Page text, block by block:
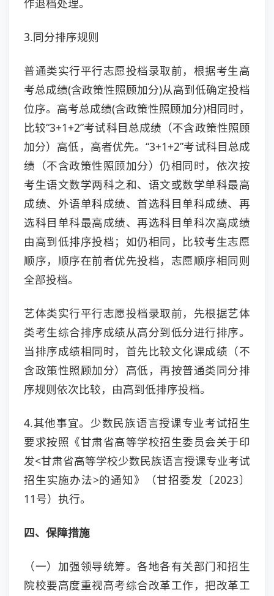
作退档处理。
3.同分排序规则
普通类实行平行志愿投档录取前，根据考生高
考总成绩(含政策性照顾加分)从高到低确定投档
位序。高考总成绩(含政策性照顾加分)相同时，
比较“3+1+2”考试科目总成绩（不含政策性照顾
加分）高低，高者优先。“3+1+2”考试科目总成
绩（不含政策性照顾加分）仍相同时，依次按
考生语文数学两科之和、语文或数学单科最高
成绩、外语单科成绩、首选科目单科成绩、再
选科目单科最高成绩、再选科目单科次高成绩
由高到低排序投档；如仍相同，比较考生志愿
顺序，顺序在前者优先投档，志愿顺序相同则
全部投档。
艺体类实行平行志愿投档录取前，先根据艺体
类考生综合排序成绩从高分到低分进行排序。
当排序成绩相同时，首先比较文化课成绩（不
含政策性照顾加分）高低，再按普通类同分排
序规则依次比较，由高到低排序投档。
4.其他事宜。少数民族语言授课专业考试招生
要求按照《甘肃省高等学校招生委员会关于印
发<甘肃省高等学校少数民族语言授课专业考试
招生实施办法>的通知》（甘招委发〔2023〕
11号）执行。
四、保障措施
（一）加强领导统筹。各地各有关部门和招生
院校要高度重视高考综合改革工作，把改革工